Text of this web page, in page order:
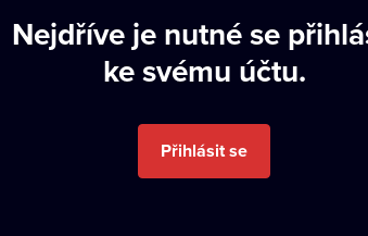
Nejdříve je nutné se
ke svému účtu.
Přihlásit se